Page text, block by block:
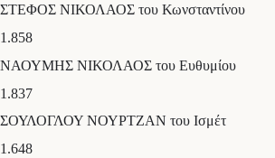
ΣΤΕΦΟΣ ΝΙΚΟΛΑΟΣ του Κωνσταντίνου
1.858
ΝΑΟΥΜΗΣ ΝΙΚΟΛΑΟΣ του Ευθυμίου
1.837
ΣΟΥΛΟΓΛΟΥ ΝΟΥΡΤΖΑΝ του Ισμέτ
1.648